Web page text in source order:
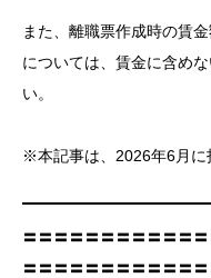
また、離職票作成時の賃
については、賃金に含め
い。
※本記事は、2026年6月に
〓〓〓〓〓〓〓〓〓〓〓
〓〓〓〓〓〓〓〓〓〓〓